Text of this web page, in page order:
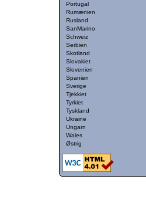
Portugal
Rumænien
Rusland
SanMarino
Schweiz
Serbien
Skotland
Slovakiet
Slovenien
Spanien
Sverige
Tjekkiet
Tyrkiet
Tyskland
Ukraine
Ungarn
Wales
Østrig